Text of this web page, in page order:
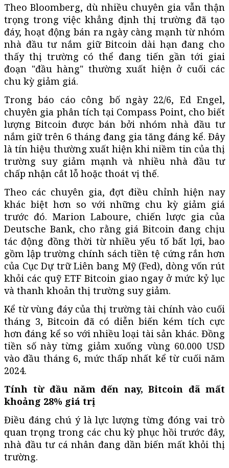
Theo Bloomberg, dù nhiều chuyên gia vẫn thận
trọng trong việc khẳng định thị trường đã tạo
đáy, hoạt động bán ra ngày càng mạnh từ nhóm
nhà đầu tư nắm giữ Bitcoin dài hạn đang cho
thấy thị trường có thể đang tiến gần tới giai
đoạn "đầu hàng" thường xuất hiện ở cuối các
chu kỳ giảm giá.
Trong báo cáo công bố ngày 22/6, Ed Engel,
chuyên gia phân tích tại Compass Point, cho biết
lượng Bitcoin được bán bởi nhóm nhà đầu tư
nắm giữ trên 6 tháng đang gia tăng đáng kể. Đây
là tín hiệu thường xuất hiện khi niềm tin của thị
trường suy giảm mạnh và nhiều nhà đầu tư
chấp nhận cắt lỗ hoặc thoát vị thế.
Theo các chuyên gia, đợt điều chỉnh hiện nay
khác biệt hơn so với những chu kỳ giảm giá
trước đó. Marion Laboure, chiến lược gia của
Deutsche Bank, cho rằng giá Bitcoin đang chịu
tác động đồng thời từ nhiều yếu tố bất lợi, bao
gồm lập trường chính sách tiền tệ cứng rắn hơn
của Cục Dự trữ Liên bang Mỹ (Fed), dòng vốn rút
khỏi các quỹ ETF Bitcoin giao ngay ở mức kỷ lục
và thanh khoản thị trường suy giảm.
Kể từ vùng đáy của thị trường tài chính vào cuối
tháng 3, Bitcoin đã có diễn biến kém tích cực
hơn đáng kể so với nhiều loại tài sản khác. Đồng
tiền số này từng giảm xuống vùng 60.000 USD
vào đầu tháng 6, mức thấp nhất kể từ cuối năm
2024.
Tính từ đầu năm đến nay, Bitcoin đã mất
khoảng 28% giá trị
Điều đáng chú ý là lực lượng từng đóng vai trò
quan trọng trong các chu kỳ phục hồi trước đây,
nhà đầu tư cá nhân đang dần biến mất khỏi thị
trường.